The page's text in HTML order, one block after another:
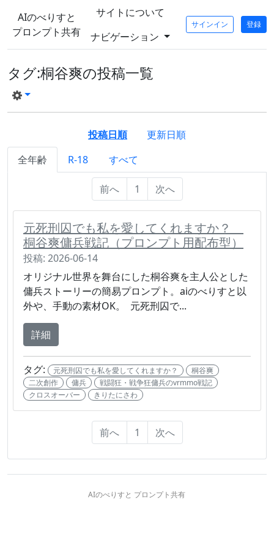
AIのべりすと
プロンプト共有
サイトについて
ナビゲーション
サインイン 登録
タグ:桐谷爽の投稿一覧
投稿日順
更新日順
全年齢
R-18 すべて
前へ 1 次へ
元死刑囚でも私を愛してくれますか？
桐谷爽傭兵戦記（プロンプト用配布型）
投稿: 2026-06-14
オリジナル世界を舞台にした桐谷爽を主人公とした
傭兵ストーリーの簡易プロンプト。aiのべりすと以
外や、手動の素材OK。 元死刑囚で...
詳細
タグ: 元死刑囚でも私を愛してくれますか？
桐谷爽
二次創作
傭兵
戦闘狂・戦争狂傭兵のvrmmo戦記
クロスオーバー
きりたにさわ
前へ 1 次へ
AIのべりすと プロンプト共有